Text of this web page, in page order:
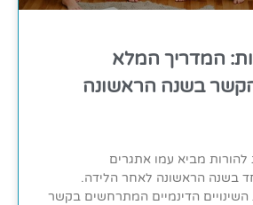
המדריך המלא
בשנה הראשונה
להורות מביא עמו אתגרים
בשנה הראשונה לאחר הלידה.
הדינמיים המתרחשים בקשר